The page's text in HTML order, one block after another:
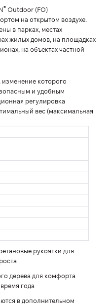
® Outdoor (FO)
на открытом воздухе.
в парках, местах
жилых домов, на площадках
на объектах частной
которого
и удобным
регулировка
вес (максимальная
рукоятки для
дерева для комфорта
года
в дополнительном